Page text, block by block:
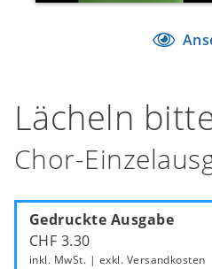
Lächeln
Chor-
Gedruckte Ausgabe
CHF 3.30
inkl. MwSt. | exkl. Versandkosten